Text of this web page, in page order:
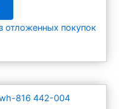
отложенных покупок